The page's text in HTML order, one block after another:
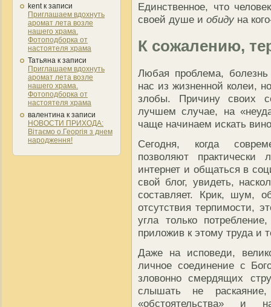
kentк записи
Приглашаем вдохнуть
аромат лета возле
нашего храма.
Фотоподборка от
настоятеля храма
Татьяна к записи
Приглашаем вдохнуть
аромат лета возле
нашего храма.
Фотоподборка от
настоятеля храма
валентина к записи
НОВОСТИ ПРИХОДА:
Вітаємо о.Георгія з днем
народження!
Единственное, что
своей душе и обиду на
К сожалению,
Любая проблема,
нас из жизненной колеи,
злобы. Причину своих
лучшем случае, на
чаще начинаем искать
Сегодня, когда
позволяют практически
интернет и общаться в
свой блог, увидеть,
составляет. Крик, шум,
отсутствия терпимости,
угла только
приложив к этому труда и
Даже на исповеди,
личное соединение с
зловонно смердящих
слышать не
«обстоятельства» и